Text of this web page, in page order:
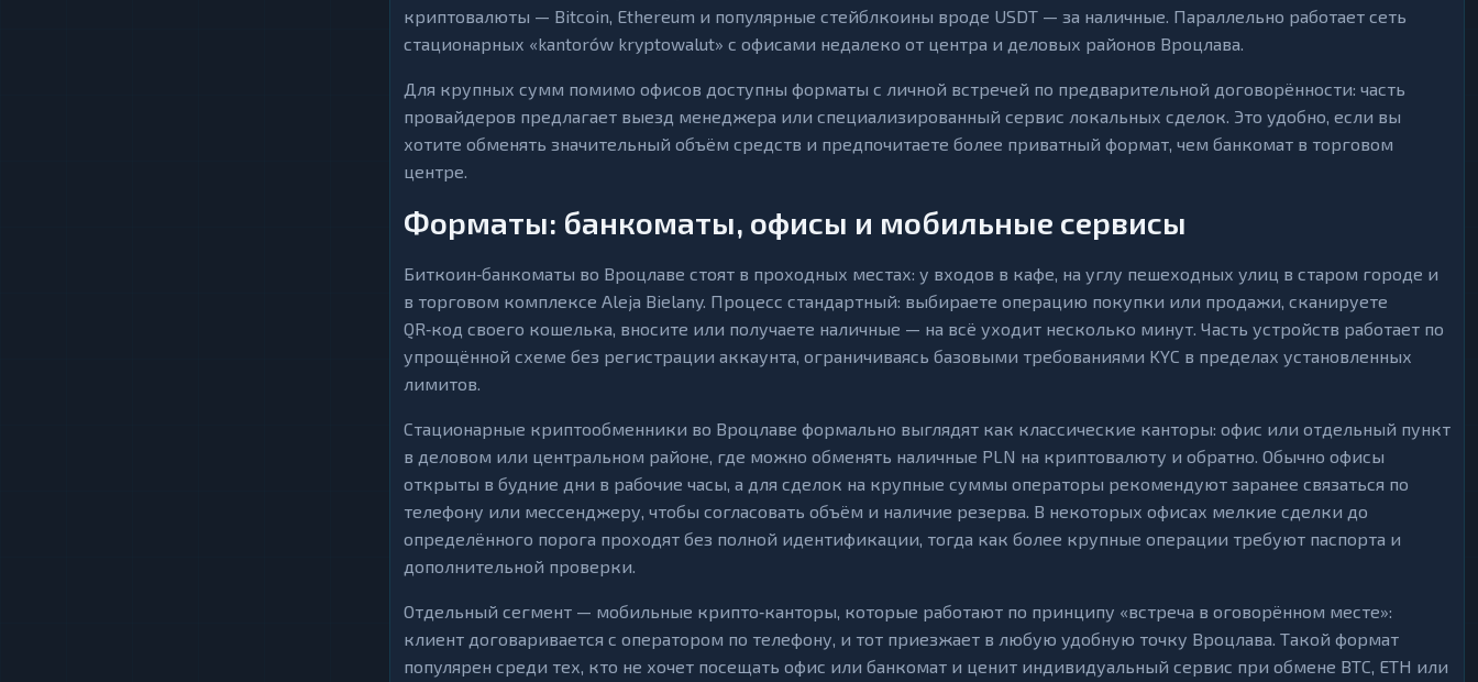
криптовалюты — Bitcoin, Ethereum и популярные стейблкоины вроде USDT — за наличные. Параллельно работает сеть
стационарных «kantorów kryptowalut» с офисами недалеко от центра и деловых районов Вроцлава.
Для крупных сумм помимо офисов доступны форматы с личной встречей по предварительной договорённости: часть
провайдеров предлагает выезд менеджера или специализированный сервис локальных сделок. Это удобно, если вы
хотите обменять значительный объём средств и предпочитаете более приватный формат, чем банкомат в торговом
центре.
Форматы: банкоматы, офисы и мобильные сервисы
Биткоин‑банкоматы во Вроцлаве стоят в проходных местах: у входов в кафе, на углу пешеходных улиц в старом городе и
в торговом комплексе Aleja Bielany. Процесс стандартный: выбираете операцию покупки или продажи, сканируете
QR‑код своего кошелька, вносите или получаете наличные — на всё уходит несколько минут. Часть устройств работает по
упрощённой схеме без регистрации аккаунта, ограничиваясь базовыми требованиями KYC в пределах установленных
лимитов.
Стационарные криптообменники во Вроцлаве формально выглядят как классические канторы: офис или отдельный пункт
в деловом или центральном районе, где можно обменять наличные PLN на криптовалюту и обратно. Обычно офисы
открыты в будние дни в рабочие часы, а для сделок на крупные суммы операторы рекомендуют заранее связаться по
телефону или мессенджеру, чтобы согласовать объём и наличие резерва. В некоторых офисах мелкие сделки до
определённого порога проходят без полной идентификации, тогда как более крупные операции требуют паспорта и
дополнительной проверки.
Отдельный сегмент — мобильные крипто‑канторы, которые работают по принципу «встреча в оговорённом месте»:
клиент договаривается с оператором по телефону, и тот приезжает в любую удобную точку Вроцлава. Такой формат
популярен среди тех, кто не хочет посещать офис или банкомат и ценит индивидуальный сервис при обмене BTC, ETH или